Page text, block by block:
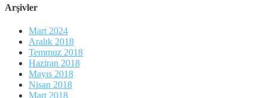
Arşivler
Mart 2024
Aralık 2018
Temmuz 2018
Haziran 2018
Mayıs 2018
Nisan 2018
Mart 2018